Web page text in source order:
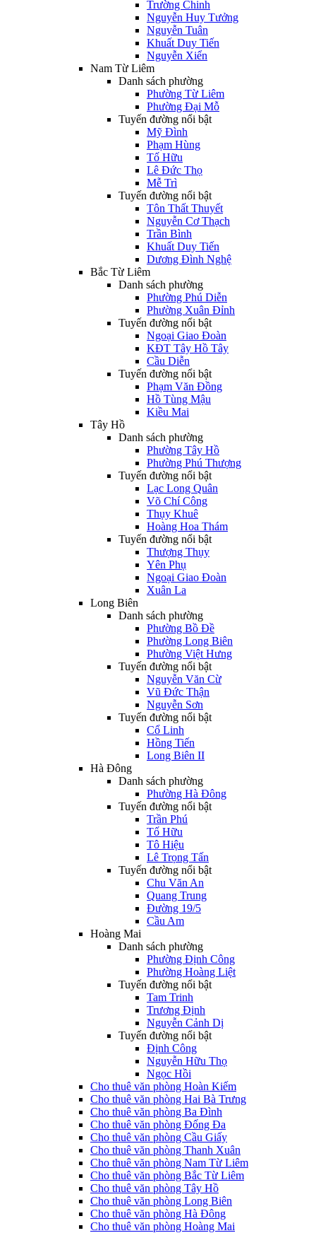
Trường Chinh
Nguyễn Huy Tưởng
Nguyễn Tuân
Khuất Duy Tiến
Nguyễn Xiển
Nam Từ Liêm
Danh sách phường
Phường Từ Liêm
Phường Đại Mỗ
Tuyến đường nổi bật
Mỹ Đình
Phạm Hùng
Tố Hữu
Lê Đức Thọ
Mễ Trì
Tuyến đường nổi bật
Tôn Thất Thuyết
Nguyễn Cơ Thạch
Trần Bình
Khuất Duy Tiến
Dương Đình Nghệ
Bắc Từ Liêm
Danh sách phường
Phường Phú Diễn
Phường Xuân Đỉnh
Tuyến đường nổi bật
Ngoại Giao Đoàn
KĐT Tây Hồ Tây
Cầu Diễn
Tuyến đường nổi bật
Phạm Văn Đồng
Hồ Tùng Mậu
Kiều Mai
Tây Hồ
Danh sách phường
Phường Tây Hồ
Phường Phú Thượng
Tuyến đường nổi bật
Lạc Long Quân
Võ Chí Công
Thụy Khuê
Hoàng Hoa Thám
Tuyến đường nổi bật
Thượng Thụy
Yên Phụ
Ngoại Giao Đoàn
Xuân La
Long Biên
Danh sách phường
Phường Bồ Đề
Phường Long Biên
Phường Việt Hưng
Tuyến đường nổi bật
Nguyễn Văn Cừ
Vũ Đức Thận
Nguyễn Sơn
Tuyến đường nổi bật
Cổ Linh
Hồng Tiến
Long Biên II
Hà Đông
Danh sách phường
Phường Hà Đông
Tuyến đường nổi bật
Trần Phú
Tố Hữu
Tô Hiệu
Lê Trọng Tấn
Tuyến đường nổi bật
Chu Văn An
Quang Trung
Đường 19/5
Cầu Am
Hoàng Mai
Danh sách phường
Phường Định Công
Phường Hoàng Liệt
Tuyến đường nổi bật
Tam Trinh
Trương Định
Nguyễn Cảnh Dị
Tuyến đường nổi bật
Định Công
Nguyễn Hữu Thọ
Ngọc Hồi
Cho thuê văn phòng Hoàn Kiếm
Cho thuê văn phòng Hai Bà Trưng
Cho thuê văn phòng Ba Đình
Cho thuê văn phòng Đống Đa
Cho thuê văn phòng Cầu Giấy
Cho thuê văn phòng Thanh Xuân
Cho thuê văn phòng Nam Từ Liêm
Cho thuê văn phòng Bắc Từ Liêm
Cho thuê văn phòng Tây Hồ
Cho thuê văn phòng Long Biên
Cho thuê văn phòng Hà Đông
Cho thuê văn phòng Hoàng Mai